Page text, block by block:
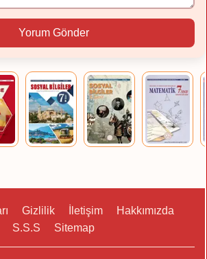
Yorum Gönder
Gizlilik İletişim
Hakkımızda
S.S.S
Sitemap